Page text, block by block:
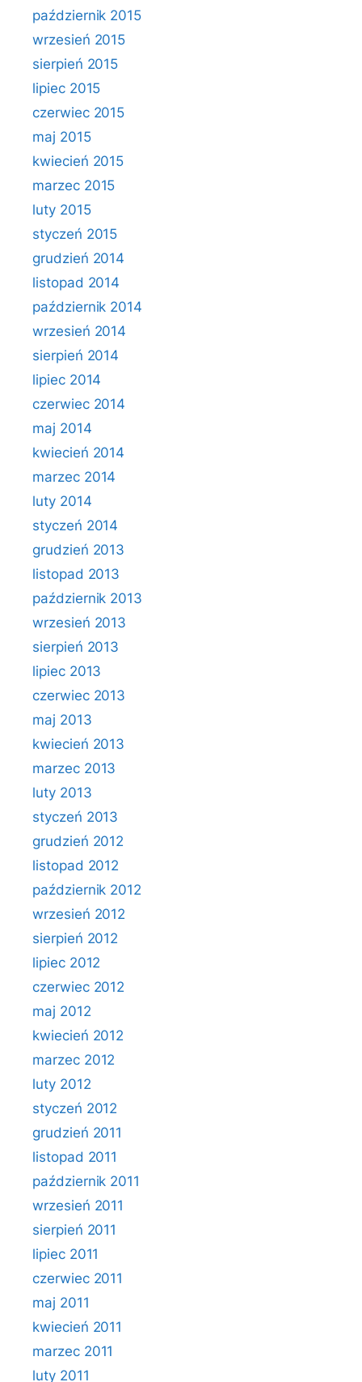
październik 2015
wrzesień 2015
sierpień 2015
lipiec 2015
czerwiec 2015
maj 2015
kwiecień 2015
marzec 2015
luty 2015
styczeń 2015
grudzień 2014
listopad 2014
październik 2014
wrzesień 2014
sierpień 2014
lipiec 2014
czerwiec 2014
maj 2014
kwiecień 2014
marzec 2014
luty 2014
styczeń 2014
grudzień 2013
listopad 2013
październik 2013
wrzesień 2013
sierpień 2013
lipiec 2013
czerwiec 2013
maj 2013
kwiecień 2013
marzec 2013
luty 2013
styczeń 2013
grudzień 2012
listopad 2012
październik 2012
wrzesień 2012
sierpień 2012
lipiec 2012
czerwiec 2012
maj 2012
kwiecień 2012
marzec 2012
luty 2012
styczeń 2012
grudzień 2011
listopad 2011
październik 2011
wrzesień 2011
sierpień 2011
lipiec 2011
czerwiec 2011
maj 2011
kwiecień 2011
marzec 2011
luty 2011